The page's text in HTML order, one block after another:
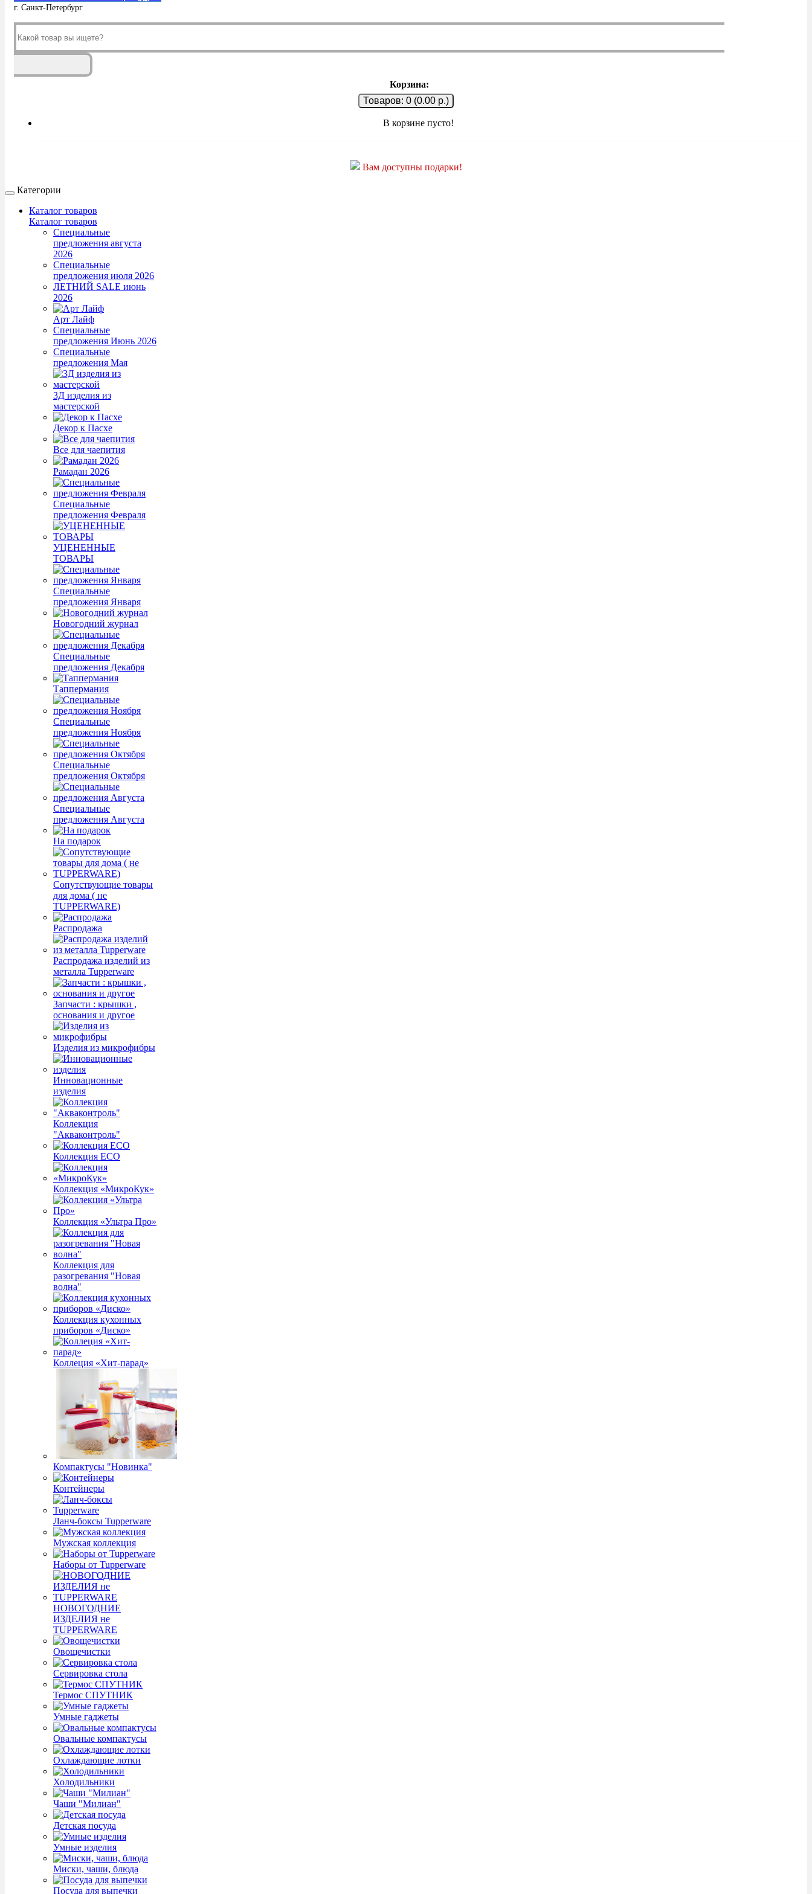
г. Санкт-Петербург
Корзина:
Товаров: 0 (0.00 р.)
В корзине пусто!
Вам доступны подарки!
Категории
Каталог товаров
Каталог товаров
Специальные
предложения августа
2026
Специальные
предложения июля 2026
ЛЕТНИЙ SALE июнь
2026
Арт Лайф
Специальные
предложения Июнь 2026
Специальные
предложения Мая
3Д изделия из
мастерской
Декор к Пасхе
Все для чаепития
Рамадан 2026
Специальные
предложения Февраля
УЦЕНЕННЫЕ
ТОВАРЫ
Специальные
предложения Января
Новогодний журнал
Специальные
предложения Декабря
Таппермания
Специальные
предложения Ноября
Специальные
предложения Октября
Специальные
предложения Августа
На подарок
Сопутствующие товары
для дома ( не
TUPPERWARE)
Распродажа
Распродажа изделий из
металла Tupperware
Запчасти : крышки ,
основания и другое
Изделия из микрофибры
Инновационные
изделия
Коллекция
"Акваконтроль"
Коллекция ECO
Коллекция «МикроКук»
Коллекция «Ультра Про»
Коллекция для
разогревания "Новая
волна"
Коллекция кухонных
приборов «Диско»
Коллеция «Хит-парад»
Компактусы "Новинка"
Контейнеры
Ланч-боксы Tupperware
Мужская коллекция
Наборы от Tupperware
НОВОГОДНИЕ
ИЗДЕЛИЯ не
TUPPERWARE
Овощечистки
Сервировка стола
Термос СПУТНИК
Умные гаджеты
Овальные компактусы
Охлаждающие лотки
Холодильники
Чаши "Милиан"
Детская посуда
Умные изделия
Миски, чаши, блюда
Посуда для выпечки